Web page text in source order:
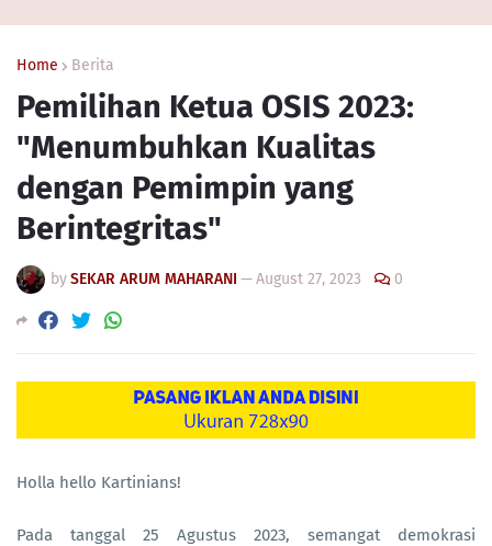
Home Berita
Pemilihan Ketua OSIS 2023:
"Menumbuhkan Kualitas
dengan Pemimpin yang
Berintegritas"
bySEKAR ARUM MAHARANI —August 27, 2023 0
Holla hello Kartinians!
Pada tanggal 25 Agustus 2023, semangat demokrasi